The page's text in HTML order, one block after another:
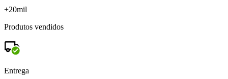
+20mil
Produtos vendidos
Entrega